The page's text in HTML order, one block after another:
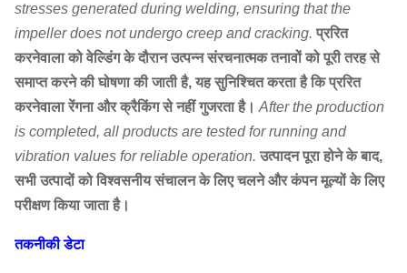
stresses generated during welding, ensuring that the
impeller does not undergo creep and cracking. प्ररित
करनेवाला को वेल्डिंग के दौरान उत्पन्न संरचनात्मक तनावों को पूरी तरह से
समाप्त करने की घोषणा की जाती है, यह सुनिश्चित करता है कि प्ररित
करनेवाला रेंगना और क्रैकिंग से नहीं गुजरता है। After the production
is completed, all products are tested for running and
vibration values for reliable operation. उत्पादन पूरा होने के बाद,
सभी उत्पादों को विश्वसनीय संचालन के लिए चलने और कंपन मूल्यों के लिए
परीक्षण किया जाता है।
तकनीकी डेटा